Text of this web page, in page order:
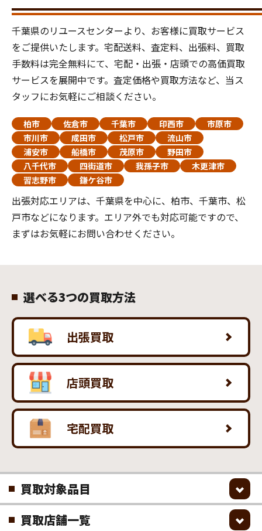
千葉県のリユースセンターより、お客様に買取サービス
をご提供いたします。宅配送料、査定料、出張料、買取
手数料は完全無料にて、宅配・出張・店頭での高価買取
サービスを展開中です。査定価格や買取方法など、当ス
タッフにお気軽にご相談ください。
柏市 佐倉市 千葉市 印西市
市原市
市川市
成田市 松戸市
流山市
浦安市
船橋市 茂原市
野田市
八千代市
四街道市 我孫子市
木更津市
習志野市
鎌ケ谷市
出張対応エリアは、千葉県を中心に、柏市、千葉市、松
戸市などになります。エリア外でも対応可能ですので、
まずはお気軽にお問い合わせください。
選べる3つの買取方法
出張買取
店頭買取
宅配買取
買取対象品目
買取店舗一覧